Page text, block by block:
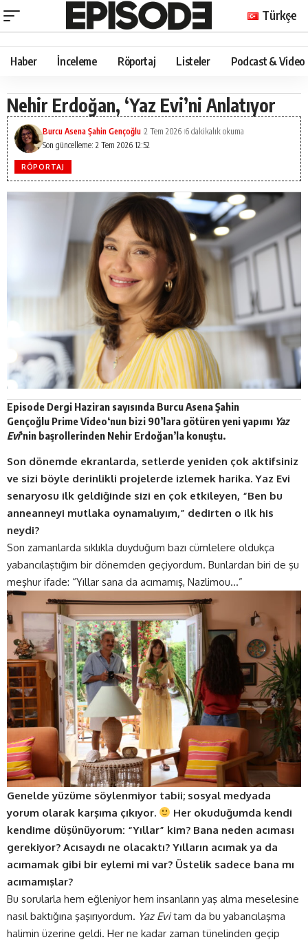
Türkçe
Haber İnceleme Röportaj Listeler Podcast & Video
Nehir Erdoğan, ‘Yaz Evi’ni Anlatıyor
Son güncelleme: 2 Tem 2026 12:52
Burcu Asena Şahin Gençoğlu 2 Tem 2026 6 dakikalık okuma
RÖPORTAJ
Episode Dergi Haziran sayısında Burcu Asena Şahin
Gençoğlu Prime Video‘nun bizi 90’lara götüren yeni yapımı Yaz
Evi‘nin başrollerinden Nehir Erdoğan’la konuştu.
Son dönemde ekranlarda, setlerde yeniden çok aktifsiniz
ve sizi böyle derinlikli projelerde izlemek harika. Yaz Evi
senaryosu ilk geldiğinde sizi en çok etkileyen, “Ben bu
anneanneyi mutlaka oynamalıyım,” dedirten o ilk his
neydi?
Son zamanlarda sıklıkla duyduğum bazı cümlelere oldukça
yabancılaştığım bir dönemden geçiyordum. Bunlardan biri de şu
meşhur ifade: “Yıllar sana da acımamış, Nazlimou…”
Genelde yüzüme söylenmiyor tabii; sosyal medyada
yorum olarak karşıma çıkıyor.
Her okuduğumda kendi
kendime düşünüyorum: “Yıllar” kim? Bana neden acıması
gerekiyor? Acısaydı ne olacaktı? Yılların acımak ya da
acımamak gibi bir eylemi mi var? Üstelik sadece bana mı
acımamışlar?
Bu sorularla hem eğleniyor hem insanların yaş alma meselesine
nasıl baktığına şaşırıyordum. Yaz Evitam da bu yabancılaşma
halimin üzerine geldi. Her ne kadar zaman tünelinden geçip